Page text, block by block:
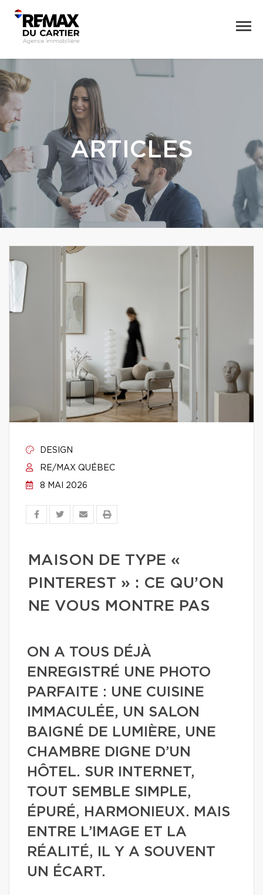
ARTICLES
DESIGN
RE/MAX QUÉBEC
8 MAI 2026
MAISON DE TYPE «
PINTEREST » : CE QU’ON
NE VOUS MONTRE PAS
ON A TOUS DÉJÀ
ENREGISTRÉ UNE PHOTO
PARFAITE : UNE CUISINE
IMMACULÉE, UN SALON
BAIGNÉ DE LUMIÈRE, UNE
CHAMBRE DIGNE D’UN
HÔTEL. SUR INTERNET,
TOUT SEMBLE SIMPLE,
ÉPURÉ, HARMONIEUX. MAIS
ENTRE L’IMAGE ET LA
RÉALITÉ, IL Y A SOUVENT
UN ÉCART.